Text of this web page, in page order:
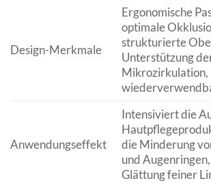
Design-Merkmale
Ergonomische
optimale
strukturierte
Unterstützung
Mikrozirkulation,
Anwendungseffekt
Intensiviert die
die Minderung
und
Glättung feiner